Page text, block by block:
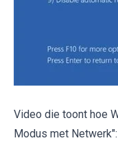
Video die toont hoe
Modus met Netwerk":